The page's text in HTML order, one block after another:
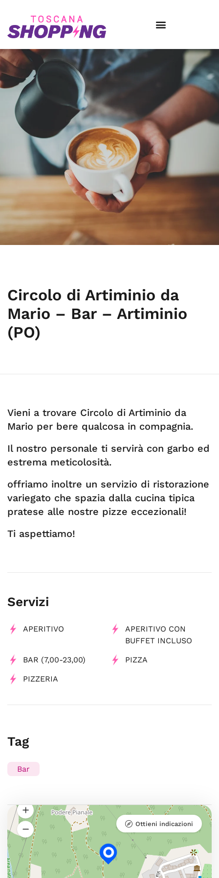
Circolo di Artiminio da
Mario – Bar – Artiminio
(PO)
Vieni a trovare Circolo di Artiminio da
Mario per bere qualcosa in compagnia.
Il nostro personale ti servirà con garbo ed
estrema meticolosità.
offriamo inoltre un servizio di ristorazione
variegato che spazia dalla cucina tipica
pratese alle nostre pizze eccezionali!
Ti aspettiamo!
Servizi
APERITIVO
APERITIVO CON
BUFFET INCLUSO
BAR (7,00-23,00) PIZZA
PIZZERIA
Tag
Bar
Ottieni indicazioni